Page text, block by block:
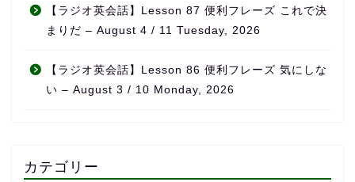
【ラジオ英会話】Lesson 87 便利フレーズ これで決
まりだ – August 4 / 11 Tuesday, 2026
【ラジオ英会話】Lesson 86 便利フレーズ 気にしな
い – August 3 / 10 Monday, 2026
カテゴリー